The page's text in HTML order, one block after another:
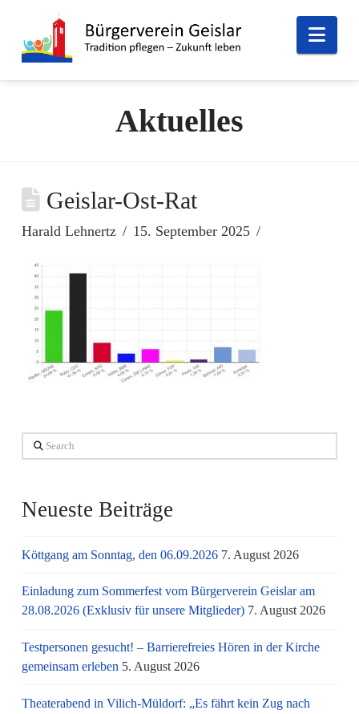
Aktuelles
Geislar-Ost-Rat
Harald Lehnertz 15. September 2025
Search
Neueste Beiträge
Köttgang am Sonntag, den 06.09.2026 7. August 2026
Einladung zum Sommerfest vom Bürgerverein Geislar am
28.08.2026 (Exklusiv für unsere Mitglieder) 7. August 2026
Testpersonen gesucht! – Barrierefreies Hören in der Kirche
gemeinsam erleben 5. August 2026
Theaterabend in Vilich-Müldorf: „Es fährt kein Zug nach